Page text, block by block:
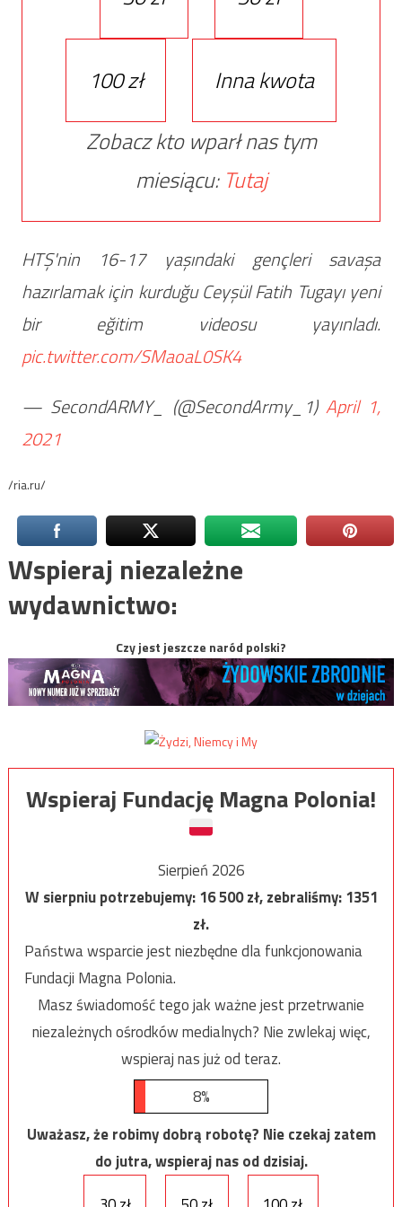
100 zł
Inna kwota
Zobacz kto wparł nas tym
miesiącu: Tutaj
HTŞ'nin 16-17 yaşındaki gençleri savaşa
hazırlamak için kurduğu Ceyşül Fatih Tugayı yeni
bir eğitim videosu yayınladı.
pic.twitter.com/SMaoaL0SK4
— SecondARMY_ (@SecondArmy_1)April 1,
2021
/ria.ru/
Wspieraj niezależne
wydawnictwo:
Czy jest jeszcze naród polski?
Wspieraj Fundację Magna Polonia!
Sierpień 2026
W sierpniu potrzebujemy:16 500zł, zebraliśmy:1351
zł.
Państwa wsparcie jest niezbędne dla funkcjonowania
Fundacji Magna Polonia.
Masz świadomość tego jak ważne jest przetrwanie
niezależnych ośrodków medialnych? Nie zwlekaj więc,
wspieraj nas już od teraz.
8%
Uważasz, że robimy dobrą robotę? Nie czekaj zatem
do jutra, wspieraj nas od dzisiaj.